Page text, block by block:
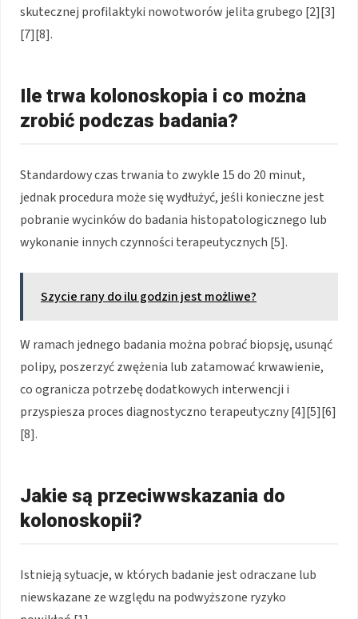
skutecznej profilaktyki nowotworów jelita grubego [2][3]
[7][8].
Ile trwa kolonoskopia i co można
zrobić podczas badania?
Standardowy czas trwania to zwykle 15 do 20 minut,
jednak procedura może się wydłużyć, jeśli konieczne jest
pobranie wycinków do badania histopatologicznego lub
wykonanie innych czynności terapeutycznych [5].
Szycie rany do ilu godzin jest możliwe?
W ramach jednego badania można pobrać biopsję, usunąć
polipy, poszerzyć zwężenia lub zatamować krwawienie,
co ogranicza potrzebę dodatkowych interwencji i
przyspiesza proces diagnostyczno terapeutyczny [4][5][6]
[8].
Jakie są przeciwwskazania do
kolonoskopii?
Istnieją sytuacje, w których badanie jest odraczane lub
niewskazane ze względu na podwyższone ryzyko